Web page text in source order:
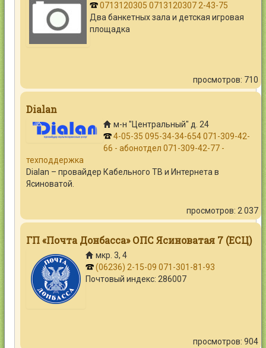
0713120305 0713120307 2-43-75
Два банкетных зала и детская игровая
площадка
просмотров: 710
Dialan
м-н "Центральный" д. 24
4-05-35 095-34-34-654 071-309-42-
66 - абонотдел 071-309-42-77 -
техподдержка
Dialan – провайдер Кабельного ТВ и Интернета в
Ясиноватой.
просмотров: 2 037
ГП «Почта Донбасса» ОПС Ясиноватая 7 (ЕСЦ)
мкр. 3, 4
(06236) 2-15-09 071-301-81-93
Почтовый индекс: 286007
просмотров: 904